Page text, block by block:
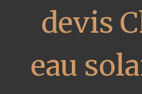
devis
eau